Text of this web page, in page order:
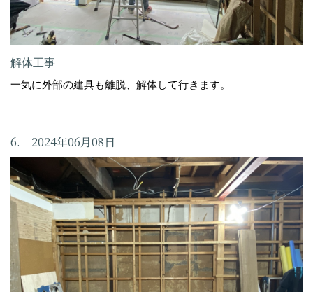
解体工事
一気に外部の建具も離脱、解体して行きます。
6. 2024年06月08日